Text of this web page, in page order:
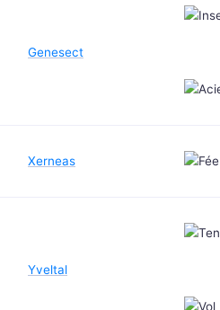
Genesect
Xerneas
Yveltal